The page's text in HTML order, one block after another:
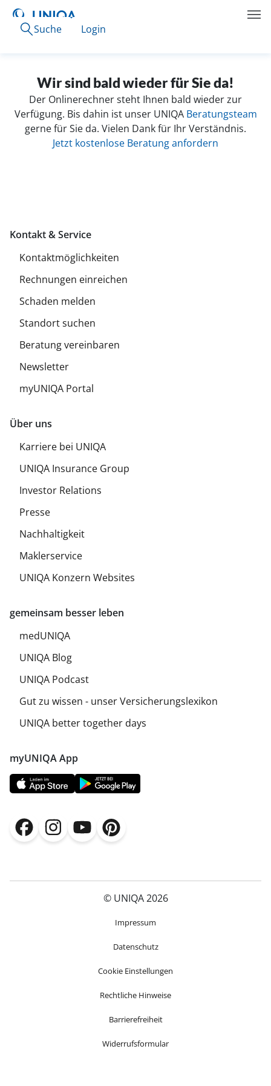
Suche Login
Wir sind bald wieder für Sie da!
Der Onlinerechner steht Ihnen bald wieder zur
Verfügung. Bis dahin ist unser UNIQA Beratungsteam
gerne für Sie da. Vielen Dank für Ihr Verständnis.
Jetzt kostenlose Beratung anfordern
myUNIQA App
gemeinsam besser leben
medUNIQA
UNIQA Blog
UNIQA Podcast
Gut zu wissen - unser Versicherungslexikon
UNIQA better together days
Kontakt & Service
Kontaktmöglichkeiten
Rechnungen einreichen
Schaden melden
Standort suchen
Beratung vereinbaren
Newsletter
myUNIQA Portal
Über uns
Karriere bei UNIQA
UNIQA Insurance Group
Investor Relations
Presse
Nachhaltigkeit
Maklerservice
UNIQA Konzern Websites
© UNIQA 2026
Impressum
Datenschutz
Cookie Einstellungen
Rechtliche Hinweise
Barrierefreiheit
Widerrufsformular